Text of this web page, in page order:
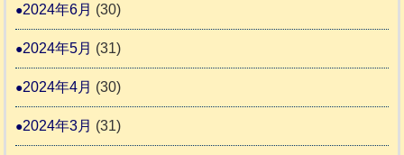
2024年6月 (30)
2024年5月 (31)
2024年4月 (30)
2024年3月 (31)